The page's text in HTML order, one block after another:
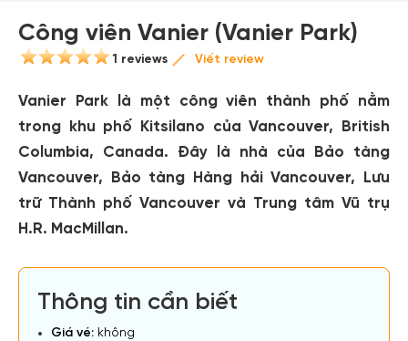
Công viên Vanier (Vanier Park)
1 reviews Viết review
Vanier Park là một công viên thành phố nằm
trong khu phố Kitsilano của Vancouver, British
Columbia, Canada. Đây là nhà của Bảo tàng
Vancouver, Bảo tàng Hàng hải Vancouver, Lưu
trữ Thành phố Vancouver và Trung tâm Vũ trụ
H.R. MacMillan.
Thông tin cần biết
Giá vé: không